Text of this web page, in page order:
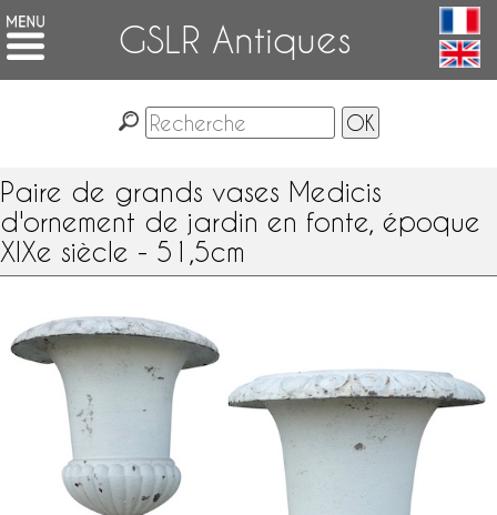
GSLR Antiques
Paire de grands vases Medicis
d'ornement de jardin en fonte, époque
XIXe siècle - 51,5cm